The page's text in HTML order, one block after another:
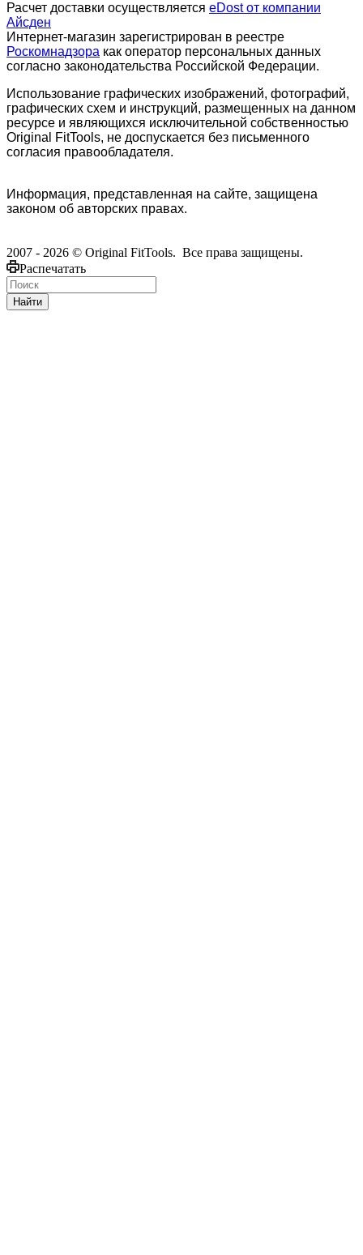
Расчет доставки осуществляется eDost от компании
Айсден
Интернет-магазин зарегистрирован в реестре
Роскомнадзора как оператор персональных данных
согласно законодательства Российской Федерации.
Использование графических изображений, фотографий,
графических схем и инструкций, размещенных на данном
ресурсе и являющихся исключительной собственностью
Original FitTools, не доспускается без письменного
согласия правообладателя.
Информация, представленная на сайте, защищена
законом об авторских правах.
2007 - 2026 © Original FitTools. Все права защищены.
Распечатать
Найти